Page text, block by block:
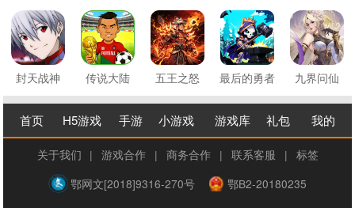
封天战神 传说大陆 五王之怒 最后的勇者 九界问仙
首页 H5游戏 手游 小游戏 游戏库 礼包 我的
关于我们 | 游戏合作 | 商务合作 | 联系客服 | 标签
鄂网文[2018]9316-270号
鄂B2-20180235